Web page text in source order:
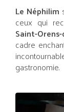
Le Néphilim
ceux qui
Saint-
cadre
gastronomie.